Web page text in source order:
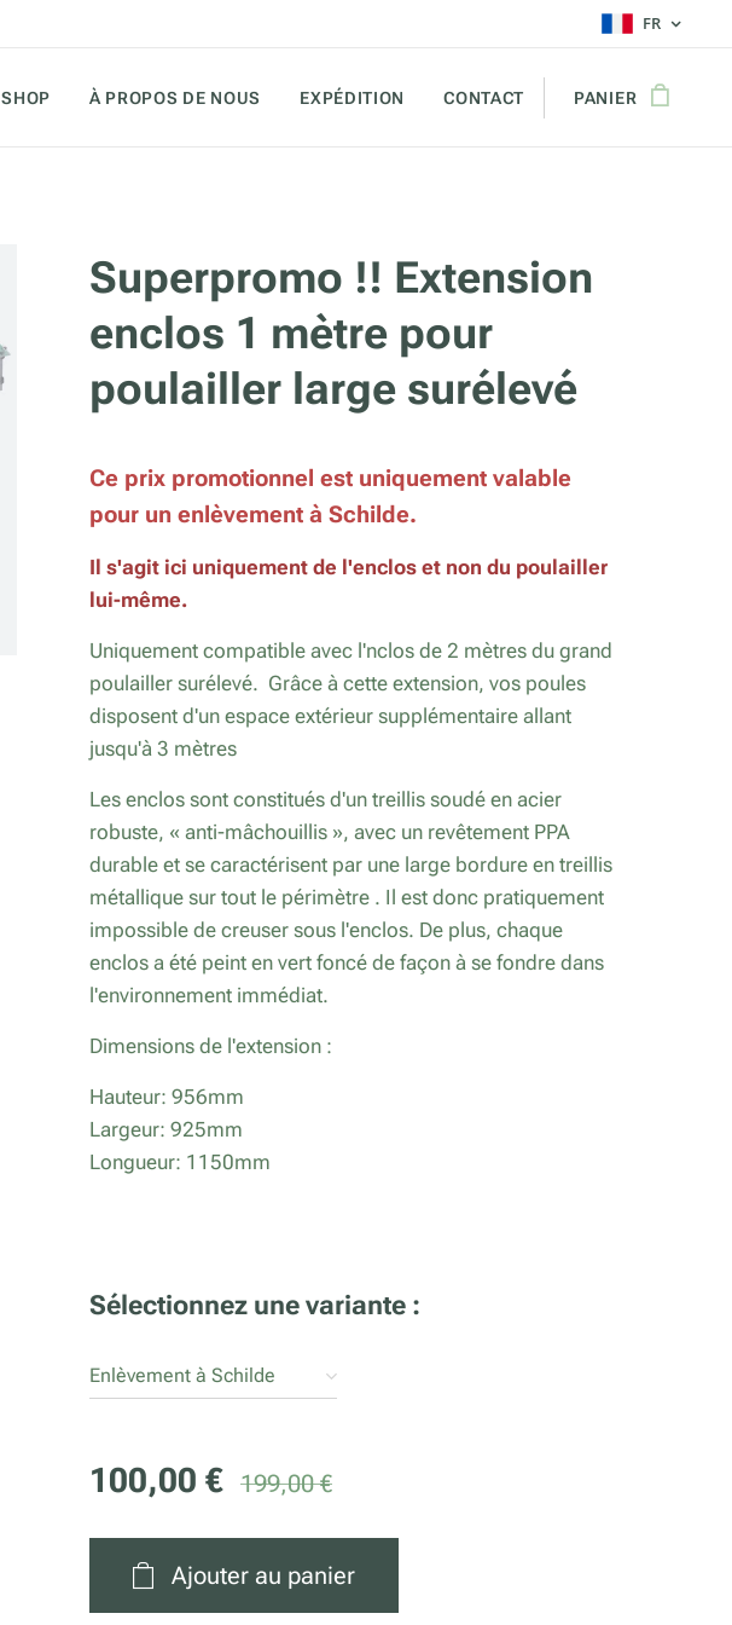
FR
SHOP À PROPOS DE NOUS EXPÉDITION CONTACT PANIER
Superpromo !! Extension
enclos 1 mètre pour
poulailler large surélevé
Ce prix promotionnel est uniquement valable
pour un enlèvement à Schilde.
Il s'agit ici uniquement de l'enclos et non du poulailler
lui-même.
Uniquement compatible avec l'nclos de 2 mètres du grand
poulailler surélevé. Grâce à cette extension, vos poules
disposent d'un espace extérieur supplémentaire allant
jusqu'à 3 mètres
Les enclos sont constitués d'un treillis soudé en acier
robuste, « anti-mâchouillis », avec un revêtement PPA
durable et se caractérisent par une large bordure en treillis
métallique sur tout le périmètre . Il est donc pratiquement
impossible de creuser sous l'enclos. De plus, chaque
enclos a été peint en vert foncé de façon à se fondre dans
l'environnement immédiat.
Dimensions de l'extension :
Hauteur: 956mm
Largeur: 925mm
Longueur: 1150mm
Sélectionnez une variante :
Enlèvement à Schilde
100,00 € 199,00€
Ajouter au panier